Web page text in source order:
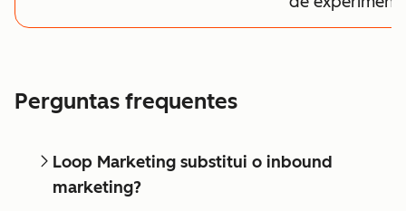
Perguntas frequentes
Loop Marketing substitui o inbound
marketing?